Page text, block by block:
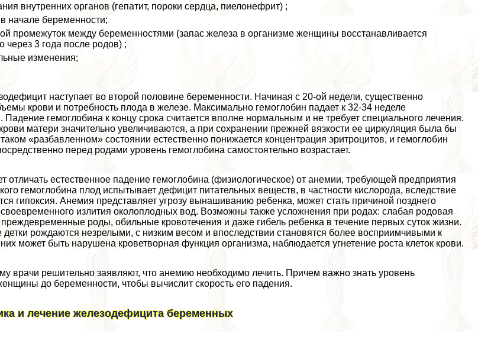
внутренних органов (гепатит, пороки сердца, пиелонефрит) ;
в начале беременности;
промежуток между беременностями (запас железа в организме женщины восстанавливается
через 3 года после родов) ;
изменения;
наступает во второй половине беременности. Начиная с 20-ой недели, существенно
крови и потребность плода в железе. Максимально гемоглобин падает к 32-34 неделе
Падение гемоглобина к концу срока считается вполне нормальным и не требует специального лечения.
матери значительно увеличиваются, а при сохранении прежней вязкости ее циркуляция была бы
«разбавленном» состоянии естественно понижается концентрация эритроцитов, и гемоглобин
перед родами уровень гемоглобина самостоятельно возрастает.
отличать естественное падение гемоглобина (физиологическое) от анемии, требующей предприятия
гемоглобина плод испытывает дефицит питательных веществ, в частности кислорода, вследствие
гипоксия. Анемия представляет угрозу вынашиванию ребенка, может стать причиной позднего
излития околоплодных вод. Возможны также усложнения при родах: слабая родовая
преждевременные роды, обильные кровотечения и даже гибель ребенка в течение первых суток жизни.
детки рождаются незрелыми, с низким весом и впоследствии становятся более восприимчивыми к
может быть нарушена кроветворная функция организма, наблюдается угнетение роста клеток крови.
врачи решительно заявляют, что анемию необходимо лечить. Причем важно знать уровень
до беременности, чтобы вычислит скорость его падения.
и лечение железодефицита беременных